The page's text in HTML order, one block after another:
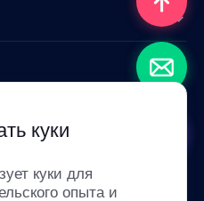
куки
куки для
опыта и